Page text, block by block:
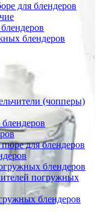
для блендеров
блендеров
(чопперы)
для блендеров
блендеров
погружных
блендеров